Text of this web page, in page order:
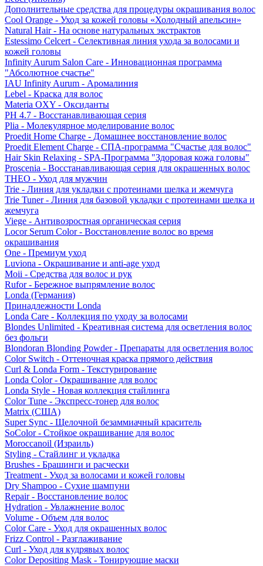
Дополнительные средства для процедуры окрашивания волос
Cool Orange - Уход за кожей головы «Холодный апельсин»
Natural Hair - На основе натуральных экстрактов
Estessimo Celcert - Селективная линия ухода за волосами и
кожей головы
Infinity Aurum Salon Care - Инновационная программа
"Абсолютное счастье"
IAU Infinity Aurum - Аромалиния
Lebel - Краска для волос
Materia OXY - Оксиданты
PH 4.7 - Восстанавливающая серия
Plia - Молекулярное моделирование волос
Proedit Home Charge - Домашнее восстановление волос
Proedit Element Charge - СПА-программа "Счастье для волос"
Hair Skin Relaxing - SPA-Программа "Здоровая кожа головы"
Proscenia - Восстанавливающая серия для окрашенных волос
THEO - Уход для мужчин
Trie - Линия для укладки с протеинами шелка и жемчуга
Trie Tuner - Линия для базовой укладки с протеинами шелка и
жемчуга
Viege - Антивозростная органическая серия
Locor Serum Color - Восстановление волос во время
окрашивания
One - Премиум уход
Luviona - Окрашивание и anti-age уход
Moii - Средства для волос и рук
Rufor - Бережное выпрямление волос
Londa (Германия)
Принадлежности Londa
Londa Care - Коллекция по уходу за волосами
Blondes Unlimited - Креативная система для осветления волос
без фольги
Blondoran Blonding Powder - Препараты для осветления волос
Color Switch - Оттеночная краска прямого действия
Curl & Londa Form - Текстурирование
Londa Color - Окрашивание для волос
Londa Style - Новая коллекция стайлинга
Color Tune - Экспресс-тонер для волос
Matrix (США)
Super Sync - Щелочной безаммиачный краситель
SoColor - Стойкое окрашивание для волос
Moroccanoil (Израиль)
Styling - Стайлинг и укладка
Brushes - Брашинги и расчески
Treatment - Уход за волосами и кожей головы
Dry Shampoo - Сухие шампуни
Repair - Восстановление волос
Hydration - Увлажнение волос
Volume - Объем для волос
Color Care - Уход для окрашенных волос
Frizz Control - Разглаживание
Curl - Уход для кудрявых волос
Color Depositing Mask - Тонирующие маски